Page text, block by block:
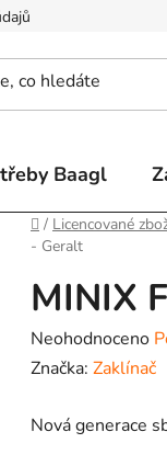
Baagl
Domů
/ Licencované
- Geralt
MINIX
Průměrné
hodnocení
je
Neohodnoceno
Značka: Zaklínač
Nová generace